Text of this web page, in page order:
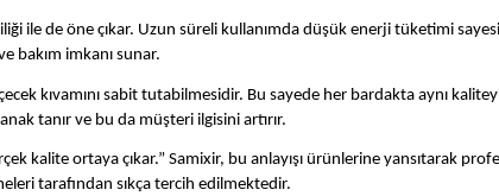
ile de öne çıkar. Uzun süreli kullanımda düşük enerji tüketimi
bakım imkanı sunar.
kıvamını sabit tutabilmesidir. Bu sayede her bardakta aynı
tanır ve bu da müşteri ilgisini artırır.
kalite ortaya çıkar.” Samixir, bu anlayışı ürünlerine yansıtarak
tarafından sıkça tercih edilmektedir.